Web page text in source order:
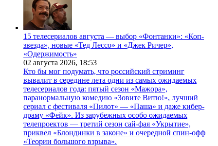
15 телесериалов августа — выбор «Фонтанки»: «Коп-
звезда», новые «Тед Лессо» и «Джек Ричер»,
«Одержимость»
02 августа 2026, 18:53
Кто бы мог подумать, что российский стриминг
вывалит в середине лета одни из самых ожидаемых
телесериалов года: пятый сезон «Мажора»,
паранормальную комедию «Зовите Витю!», лучший
сериал с фестиваля «Пилот» — «Паша» и даже кибер-
драму «Фейк». Из зарубежных особо ожидаемых
телепроектов — третий сезон сай-фая «Укрытие»,
приквел «Блондинки в законе» и очередной спин-офф
«Теории большого взрыва».